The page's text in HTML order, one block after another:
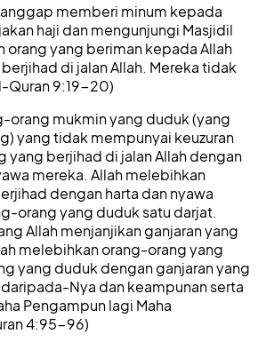
memberi minum kepada
haji dan mengunjungi Masjidil
orang yang beriman kepada Allah
di jalan Allah. Mereka tidak
Quran 9:19-20)
orang mukmin yang duduk (yang
yang tidak mempunyai keuzuran
yang berjihad di jalan Allah dengan
mereka. Allah melebihkan
dengan harta dan nyawa
orang yang duduk satu darjat.
Allah menjanjikan ganjaran yang
melebihkan orang-orang yang
yang duduk dengan ganjaran yang
Nya dan keampunan serta
Pengampun lagi Maha
4:95-96)